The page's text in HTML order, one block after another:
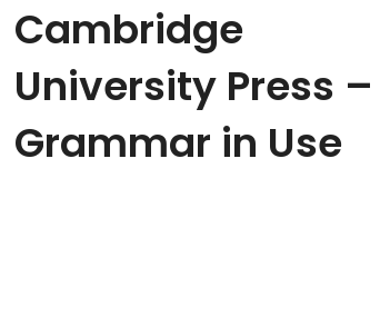
Cambridge
University Press –
Grammar in Use